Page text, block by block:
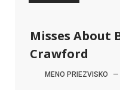
Misses About
Crawford
MENO PRIEZVISKO —